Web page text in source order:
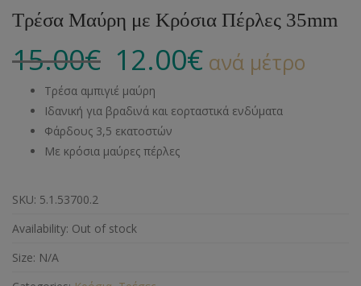
Τρέσα Μαύρη με Κρόσια Πέρλες 35mm
15.00€ 12.00€ ανά μέτρο
Τρέσα αμπιγιέ μαύρη
Ιδανική για βραδινά και εορταστικά ενδύματα
Φάρδους 3,5 εκατοστών
Με κρόσια μαύρες πέρλες
SKU: 5.1.53700.2
Availability: Out of stock
Size: N/A